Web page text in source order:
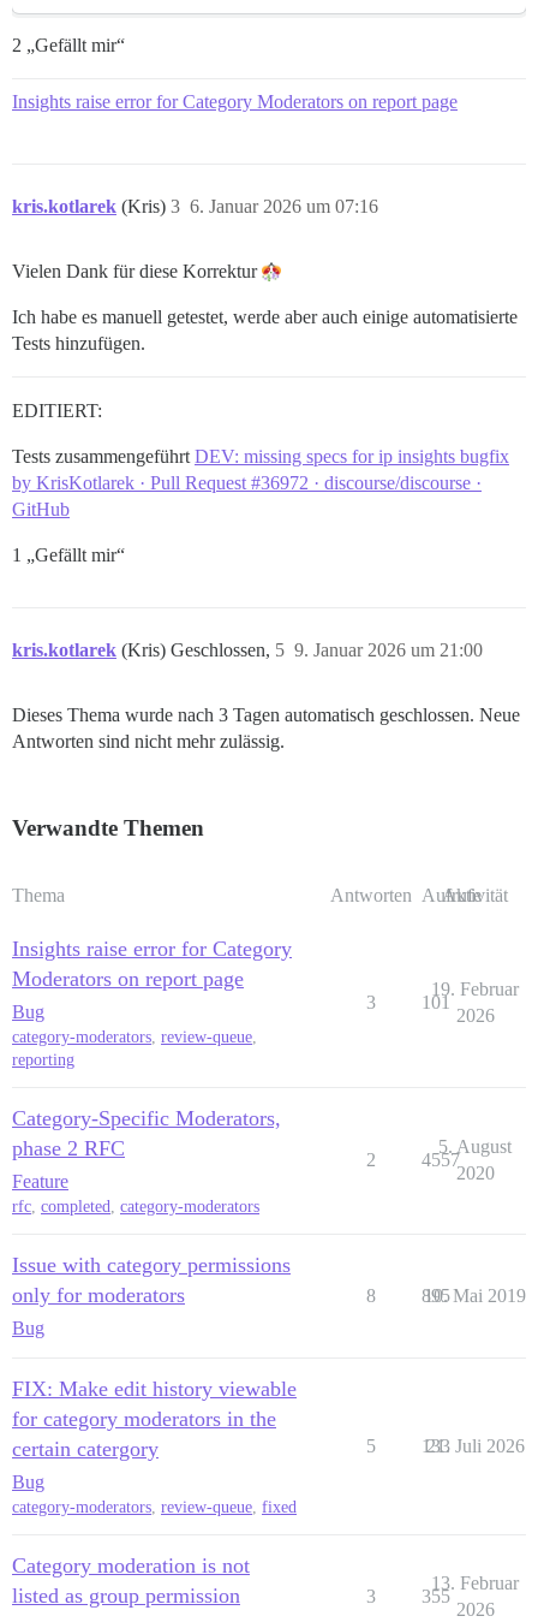
2 „Gefällt mir“
Insights raise error for Category Moderators on report page
kris.kotlarek (Kris) 6. Januar 2026 um 07:16
3
Vielen Dank für diese Korrektur
Ich habe es manuell getestet, werde aber auch einige automatisierte
Tests hinzufügen.
EDITIERT:
Tests zusammengeführt DEV: missing specs for ip insights bugfix
by KrisKotlarek · Pull Request #36972 · discourse/discourse ·
GitHub
1 „Gefällt mir“
kris.kotlarek (Kris) Geschlossen, 9. Januar 2026 um 21:00
5
Dieses Thema wurde nach 3 Tagen automatisch geschlossen. Neue
Antworten sind nicht mehr zulässig.
Verwandte Themen
Thema Antworten Aufrufe
Aktivität
Insights raise error for Category
Moderators on report page
Bug
category-moderators, review-queue,
reporting
3 101
19. Februar
2026
Category-Specific Moderators,
phase 2 RFC
Feature
rfc, completed, category-moderators
2 4557
5. August
2020
Issue with category permissions
only for moderators
Bug
8 895
10. Mai 2019
FIX: Make edit history viewable
for category moderators in the
certain catergory
Bug
category-moderators, review-queue, fixed
5 133
21. Juli 2026
Category moderation is not
listed as group permission
3 355
13. Februar
2026